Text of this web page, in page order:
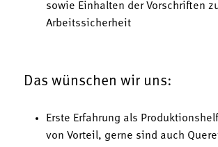
sowie Einhalten der Vorschriften
Arbeitssicherheit
Das wünschen wir uns:
Erste Erfahrung als
von Vorteil, gerne sind auch